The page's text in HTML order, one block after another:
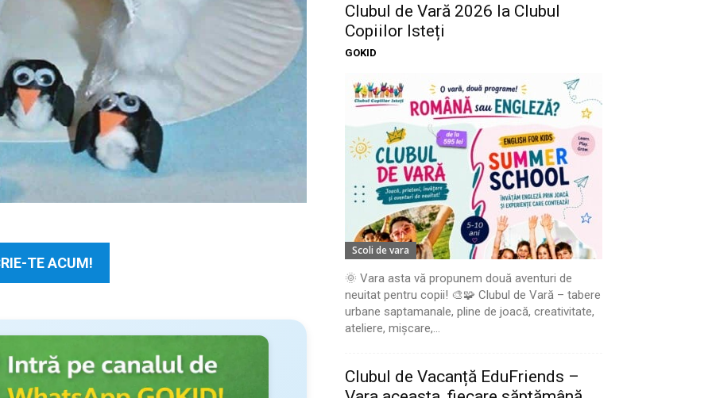
TE ACUM!
Clubul de Vară 2026 la Clubul
Copiilor Isteți
GOKID
Scoli de vara
🌞 Vara asta vă propunem două aventuri de
neuitat pentru copii! 🎨🧩 Clubul de Vară – tabere
urbane saptamanale, pline de joacă, creativitate,
ateliere, mișcare,...
Clubul de Vacanță EduFriends –